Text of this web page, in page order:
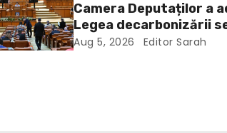
Camera Deputaților a
Legea decarbonizării
energetic.
Aug 5, 2026 Editor Sarah